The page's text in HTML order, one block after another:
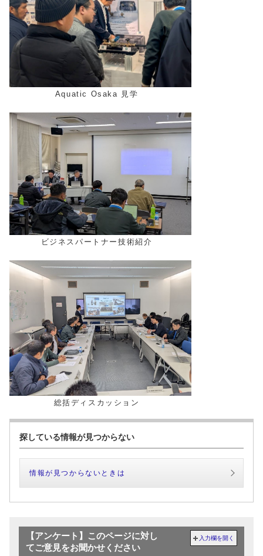
Aquatic Osaka 見学
ビジネスパートナー技術紹介
総括ディスカッション
探している情報が見つからない
情報が見つからないときは
【アンケート】このページに対し
てご意見をお聞かせください
入力欄を開く